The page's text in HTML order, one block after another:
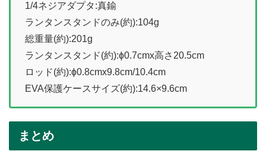
1/4ネジアダプタ:真鍮
ランタンスタンドのみ(約):104g
総重量(約):201g
ランタンスタンド(約):ɸ0.7cmx高さ20.5cm
ロッド(約):ɸ0.8cmx9.8cm/10.4cm
EVA保護ケースサイズ(約):14.6×9.6cm
まとめ